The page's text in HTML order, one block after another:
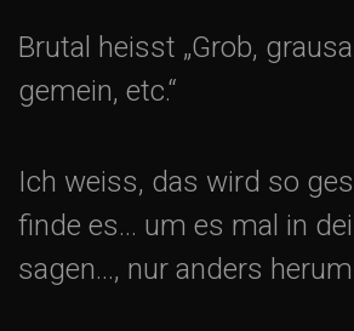
g
a
t
i
Brutal heisst „Grob,
gemein, etc.“
Ich weiss, das wird so
finde es… um es mal in
sagen…, nur anders